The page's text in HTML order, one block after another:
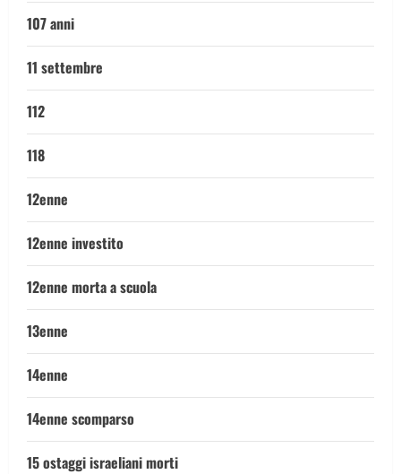
107 anni
11 settembre
112
118
12enne
12enne investito
12enne morta a scuola
13enne
14enne
14enne scomparso
15 ostaggi israeliani morti